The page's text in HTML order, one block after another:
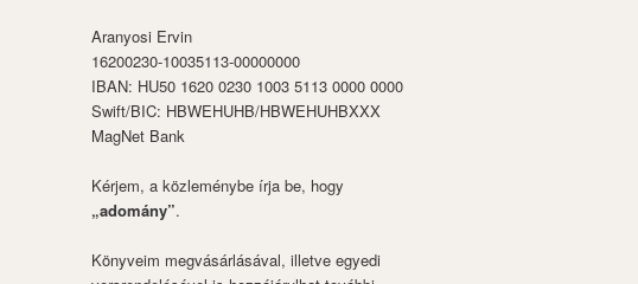
Aranyosi Ervin
16200230-10035113-00000000
IBAN: HU50 1620 0230 1003 5113 0000 0000
Swift/BIC: HBWEHUHB/HBWEHUHBXXX
MagNet Bank
Kérjem, a közleménybe írja be, hogy
„adomány”.
Könyveim megvásárlásával, illetve egyedi